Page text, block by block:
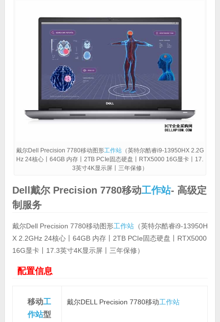
戴尔Dell Precision 7780移动图形工作站（英特尔酷睿i9-13950HX 2.2G
Hz 24核心丨64GB 内存丨2TB PCIe固态硬盘丨RTX5000 16G显卡丨17.
3英寸4K显示屏丨三年保修）
Dell戴尔 Precision 7780移动工作站- 高级定
制服务
戴尔Dell Precision 7780移动图形工作站（英特尔酷睿i9-13950H
X 2.2GHz 24核心丨64GB 内存丨2TB PCIe固态硬盘丨RTX5000
16G显卡丨17.3英寸4K显示屏丨三年保修）
配置信息
移动工
作站型
戴尔DELL Precision 7780移动工作站